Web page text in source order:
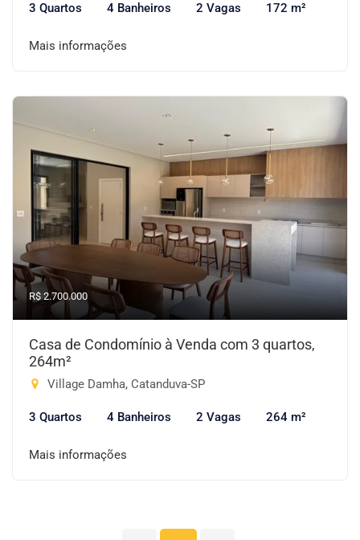
3 Quartos 4 Banheiros 2 Vagas 172 m²
Mais informações
R$ 2.700.000
Casa de Condomínio à Venda com 3 quartos,
264m²
Village Damha, Catanduva-SP
3 Quartos 4 Banheiros 2 Vagas 264 m²
Mais informações